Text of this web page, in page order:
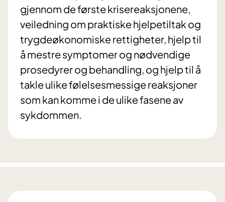
gjennom de første krisereaksjonene,
veiledning om praktiske hjelpetiltak og
trygdeøkonomiske rettigheter, hjelp til
å mestre symptomer og nødvendige
prosedyrer og behandling, og hjelp til å
takle ulike følelsesmessige reaksjoner
som kan komme i de ulike fasene av
sykdommen.